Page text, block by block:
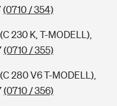
(0710 / 354)
230 K, T-MODELL),
(0710 / 355)
280 V6 T-MODELL),
(0710 / 356)